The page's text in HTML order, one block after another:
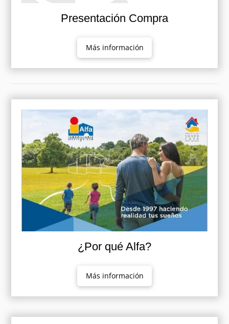
Presentación Compra
Más información
¿Por qué Alfa?
Más información